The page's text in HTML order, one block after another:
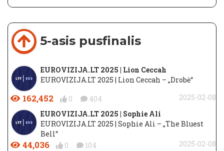
5-asis pusfinalis
EUROVIZIJA.LT 2025 | Lion Ceccah
EUROVIZIJA.LT 2025 | Lion Ceccah – „Drobė“
162,452 0 404
2025-02-08
EUROVIZIJA.LT 2025 | Sophie Ali
EUROVIZIJA.LT 2025 | Sophie Ali – „The Bluest
Bell“
44,036 0 104
2025-02-08